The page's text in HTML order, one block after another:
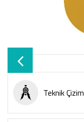
Teknik Çizim